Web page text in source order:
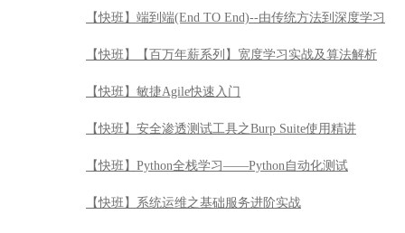
【快班】系统运维之基础服务进阶实战
【快班】Elastic Stack实战
【快班】测试架构师核心技术
【快班】python网络爬虫应用实战
【快班】locust性能测试实战
【快班】大话流式处理系统 Flink 核心原理